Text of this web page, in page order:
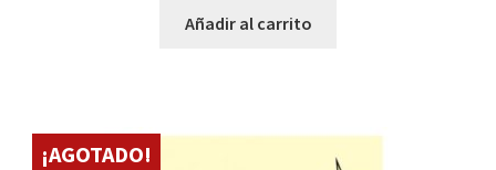
Añadir al carrito
¡AGOTADO!